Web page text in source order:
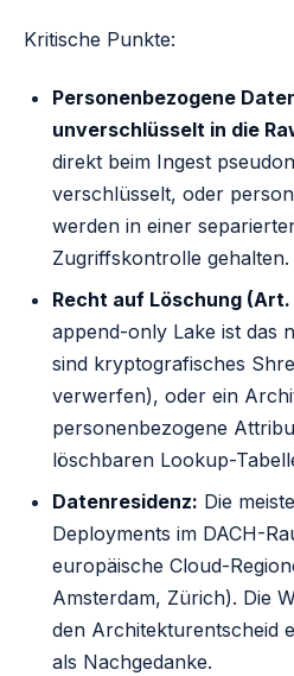
Kritische Punkte:
Personenbezogene
unverschlüsselt in die
direkt beim Ingest
verschlüsselt, oder
werden in einer
Zugriffskontrolle gehalten.
Recht auf Löschung (Art.
append-only Lake ist das
sind kryptografisches
verwerfen), oder ein
personenbezogene
löschbaren Lookup-
Datenresidenz: Die
Deployments im DACH-
europäische Cloud-
Amsterdam, Zürich). Die
den Architekturentscheid
als Nachgedanke.